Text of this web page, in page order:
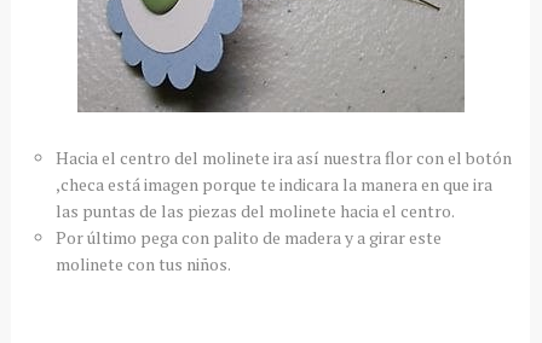
Hacia el centro del molinete ira así nuestra flor con el botón
,checa está imagen porque te indicara la manera en que ira
las puntas de las piezas del molinete hacia el centro.
Por último pega con palito de madera y a girar este
molinete con tus niños.